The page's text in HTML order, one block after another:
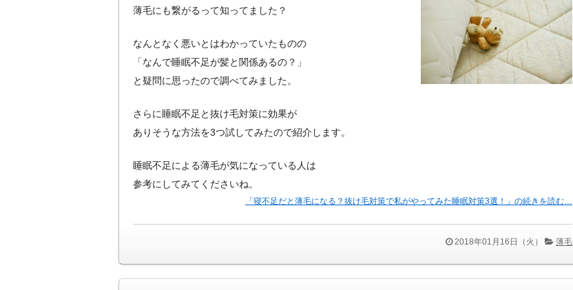
薄毛にも繋がるって知ってました？
なんとなく悪いとはわかっていたものの
「なんで睡眠不足が髪と関係あるの？」
と疑問に思ったので調べてみました。
さらに睡眠不足と抜け毛対策に効果が
ありそうな方法を3つ試してみたので紹介します。
睡眠不足による薄毛が気になっている人は
参考にしてみてくださいね。
「寝不足だと薄毛になる？抜け毛対策で私がやってみた睡眠対策3選！」の続きを読む…
2018年01月16日（火） 薄毛